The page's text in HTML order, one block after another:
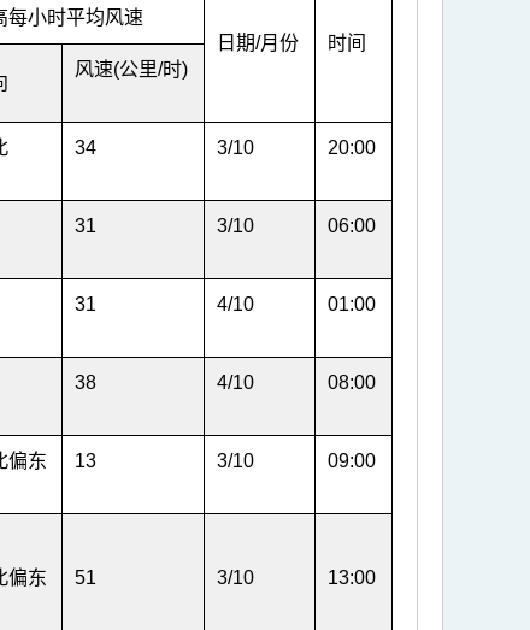
每小时平均风速
日期/月份
时间
风速(公里/时)
34 3/10 20:00
31 3/10 06:00
31 4/10 01:00
38 4/10 08:00
偏东 13 3/10 09:00
偏东
51 3/10
13:00